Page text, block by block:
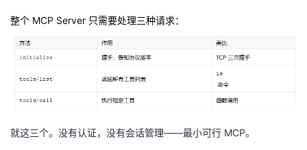
整个 MCP Server 只需要处理三种请求：
就这三个。没有认证，没有会话管理——最小可行 MCP。